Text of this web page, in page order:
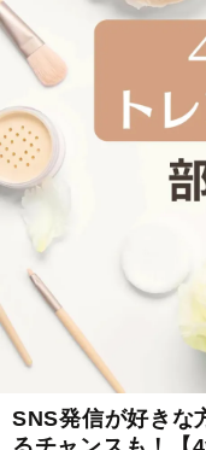
SNS発信が好きな